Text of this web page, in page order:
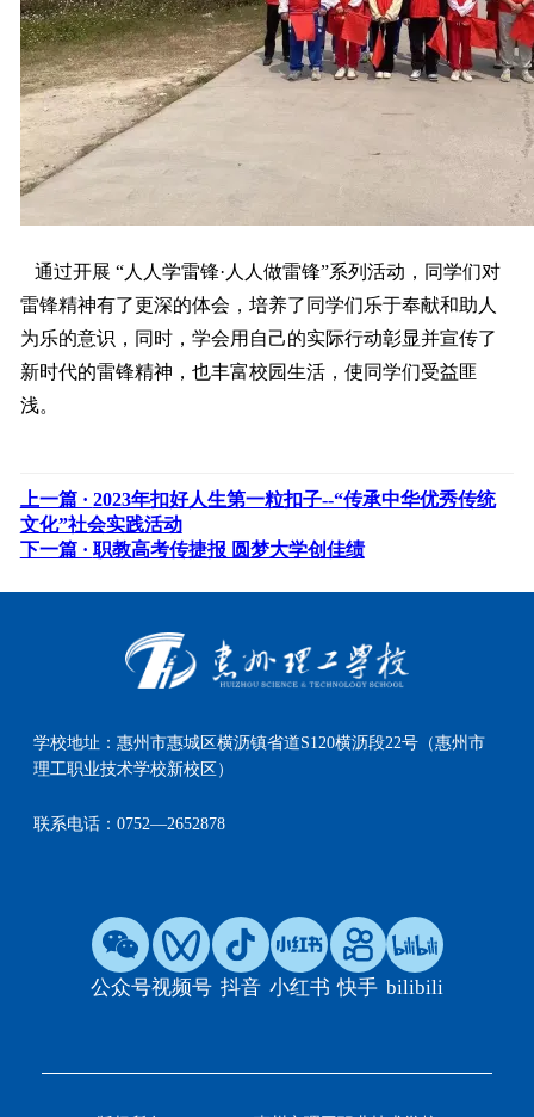
通过开展 “人人学雷锋·人人做雷锋”系列活动，同学们对
雷锋精神有了更深的体会，培养了同学们乐于奉献和助人
为乐的意识，同时，学会用自己的实际行动彰显并宣传了
新时代的雷锋精神，也丰富校园生活，使同学们受益匪
浅。
上一篇 · 2023年扣好人生第一粒扣子--“传承中华优秀传统
文化”社会实践活动
下一篇 · 职教高考传捷报 圆梦大学创佳绩
学校地址：惠州市惠城区横沥镇省道S120横沥段22号（惠州市
理工职业技术学校新校区）
联系电话：0752—2652878
公众号视频号 抖音 小红书 快手 bilibili